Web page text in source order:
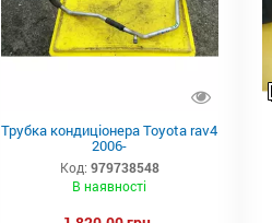
Трубка кондиціонера Toyota rav4
2006-
Код: 979738548
В наявності